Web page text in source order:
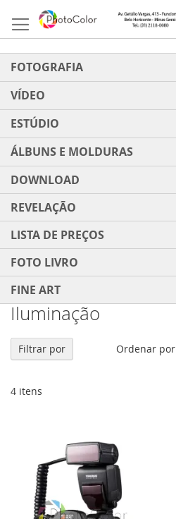
para
o
FOTOGRAFIA
VÍDEO
ESTÚDIO
ÁLBUNS E MOLDURAS
DOWNLOAD
REVELAÇÃO
LISTA DE PREÇOS
FOTO LIVRO
FINE ART
Iluminação
4 itens
Ordenar por
Filtrar por